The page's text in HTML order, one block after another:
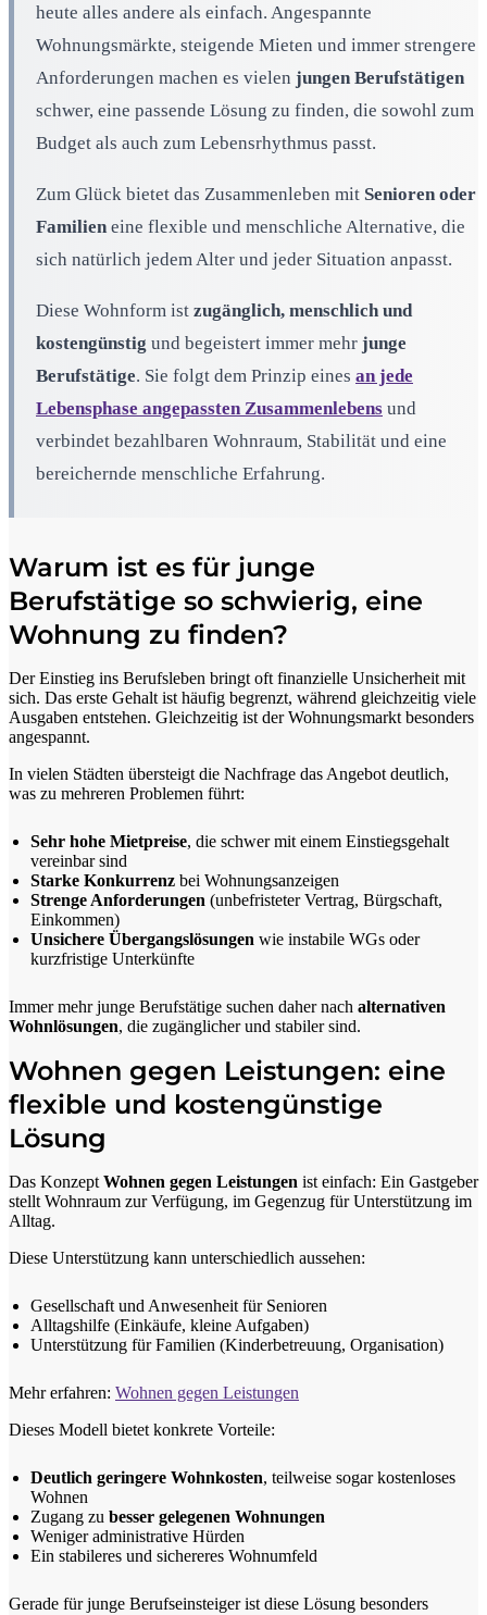
heute alles andere als einfach. Angespannte
Wohnungsmärkte, steigende Mieten und immer strengere
Anforderungen machen es vielen jungen Berufstätigen
schwer, eine passende Lösung zu finden, die sowohl zum
Budget als auch zum Lebensrhythmus passt.
Zum Glück bietet das Zusammenleben mit Senioren oder
Familien eine flexible und menschliche Alternative, die
sich natürlich jedem Alter und jeder Situation anpasst.
Diese Wohnform ist zugänglich, menschlich und
kostengünstig und begeistert immer mehr junge
Berufstätige. Sie folgt dem Prinzip eines an jede
Lebensphase angepassten Zusammenlebens und
verbindet bezahlbaren Wohnraum, Stabilität und eine
bereichernde menschliche Erfahrung.
Warum ist es für junge
Berufstätige so schwierig, eine
Wohnung zu finden?
Der Einstieg ins Berufsleben bringt oft finanzielle Unsicherheit mit
sich. Das erste Gehalt ist häufig begrenzt, während gleichzeitig viele
Ausgaben entstehen. Gleichzeitig ist der Wohnungsmarkt besonders
angespannt.
In vielen Städten übersteigt die Nachfrage das Angebot deutlich,
was zu mehreren Problemen führt:
Sehr hohe Mietpreise, die schwer mit einem Einstiegsgehalt
vereinbar sind
Starke Konkurrenz bei Wohnungsanzeigen
Strenge Anforderungen (unbefristeter Vertrag, Bürgschaft,
Einkommen)
Unsichere Übergangslösungen wie instabile WGs oder
kurzfristige Unterkünfte
Immer mehr junge Berufstätige suchen daher nach alternativen
Wohnlösungen, die zugänglicher und stabiler sind.
Wohnen gegen Leistungen: eine
flexible und kostengünstige
Lösung
Das Konzept Wohnen gegen Leistungen ist einfach: Ein Gastgeber
stellt Wohnraum zur Verfügung, im Gegenzug für Unterstützung im
Alltag.
Diese Unterstützung kann unterschiedlich aussehen:
Gesellschaft und Anwesenheit für Senioren
Alltagshilfe (Einkäufe, kleine Aufgaben)
Unterstützung für Familien (Kinderbetreuung, Organisation)
Mehr erfahren: Wohnen gegen Leistungen
Dieses Modell bietet konkrete Vorteile:
Deutlich geringere Wohnkosten, teilweise sogar kostenloses
Wohnen
Zugang zu besser gelegenen Wohnungen
Weniger administrative Hürden
Ein stabileres und sichereres Wohnumfeld
Gerade für junge Berufseinsteiger ist diese Lösung besonders